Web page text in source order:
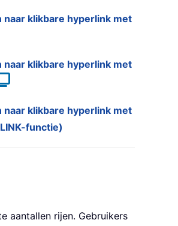
klikbare hyperlink met
klikbare hyperlink met
klikbare hyperlink met
functie)
aantallen rijen. Gebruikers